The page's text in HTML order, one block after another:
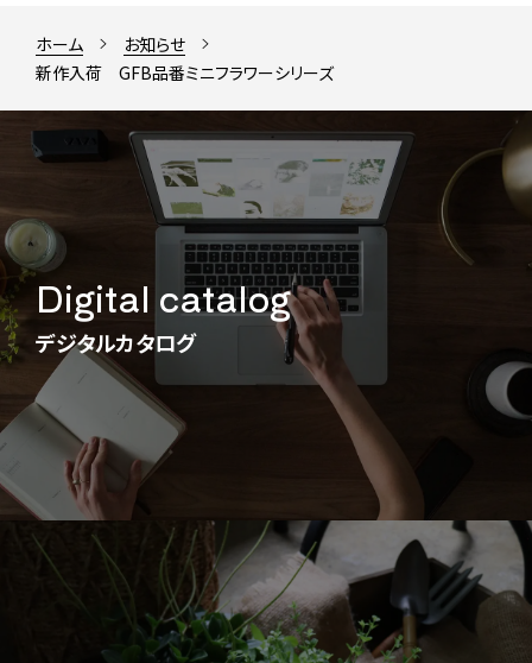
ホーム
お知らせ
新作入荷 GFB品番ミニフラワーシリーズ
Digital catalog
デジタルカタログ